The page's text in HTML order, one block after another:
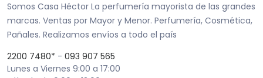
Somos Casa Héctor La perfumería mayorista de las grandes
marcas. Ventas por Mayor y Menor. Perfumería, Cosmética,
Pañales. Realizamos envíos a todo el país
2200 7480* - 093 907 565
Lunes a Viernes 9:00 a 17:00